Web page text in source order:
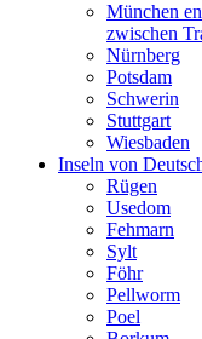
München
zwischen
Nürnberg
Potsdam
Schwerin
Stuttgart
Wiesbaden
Inseln von
Rügen
Usedom
Fehmarn
Sylt
Föhr
Pellworm
Poel